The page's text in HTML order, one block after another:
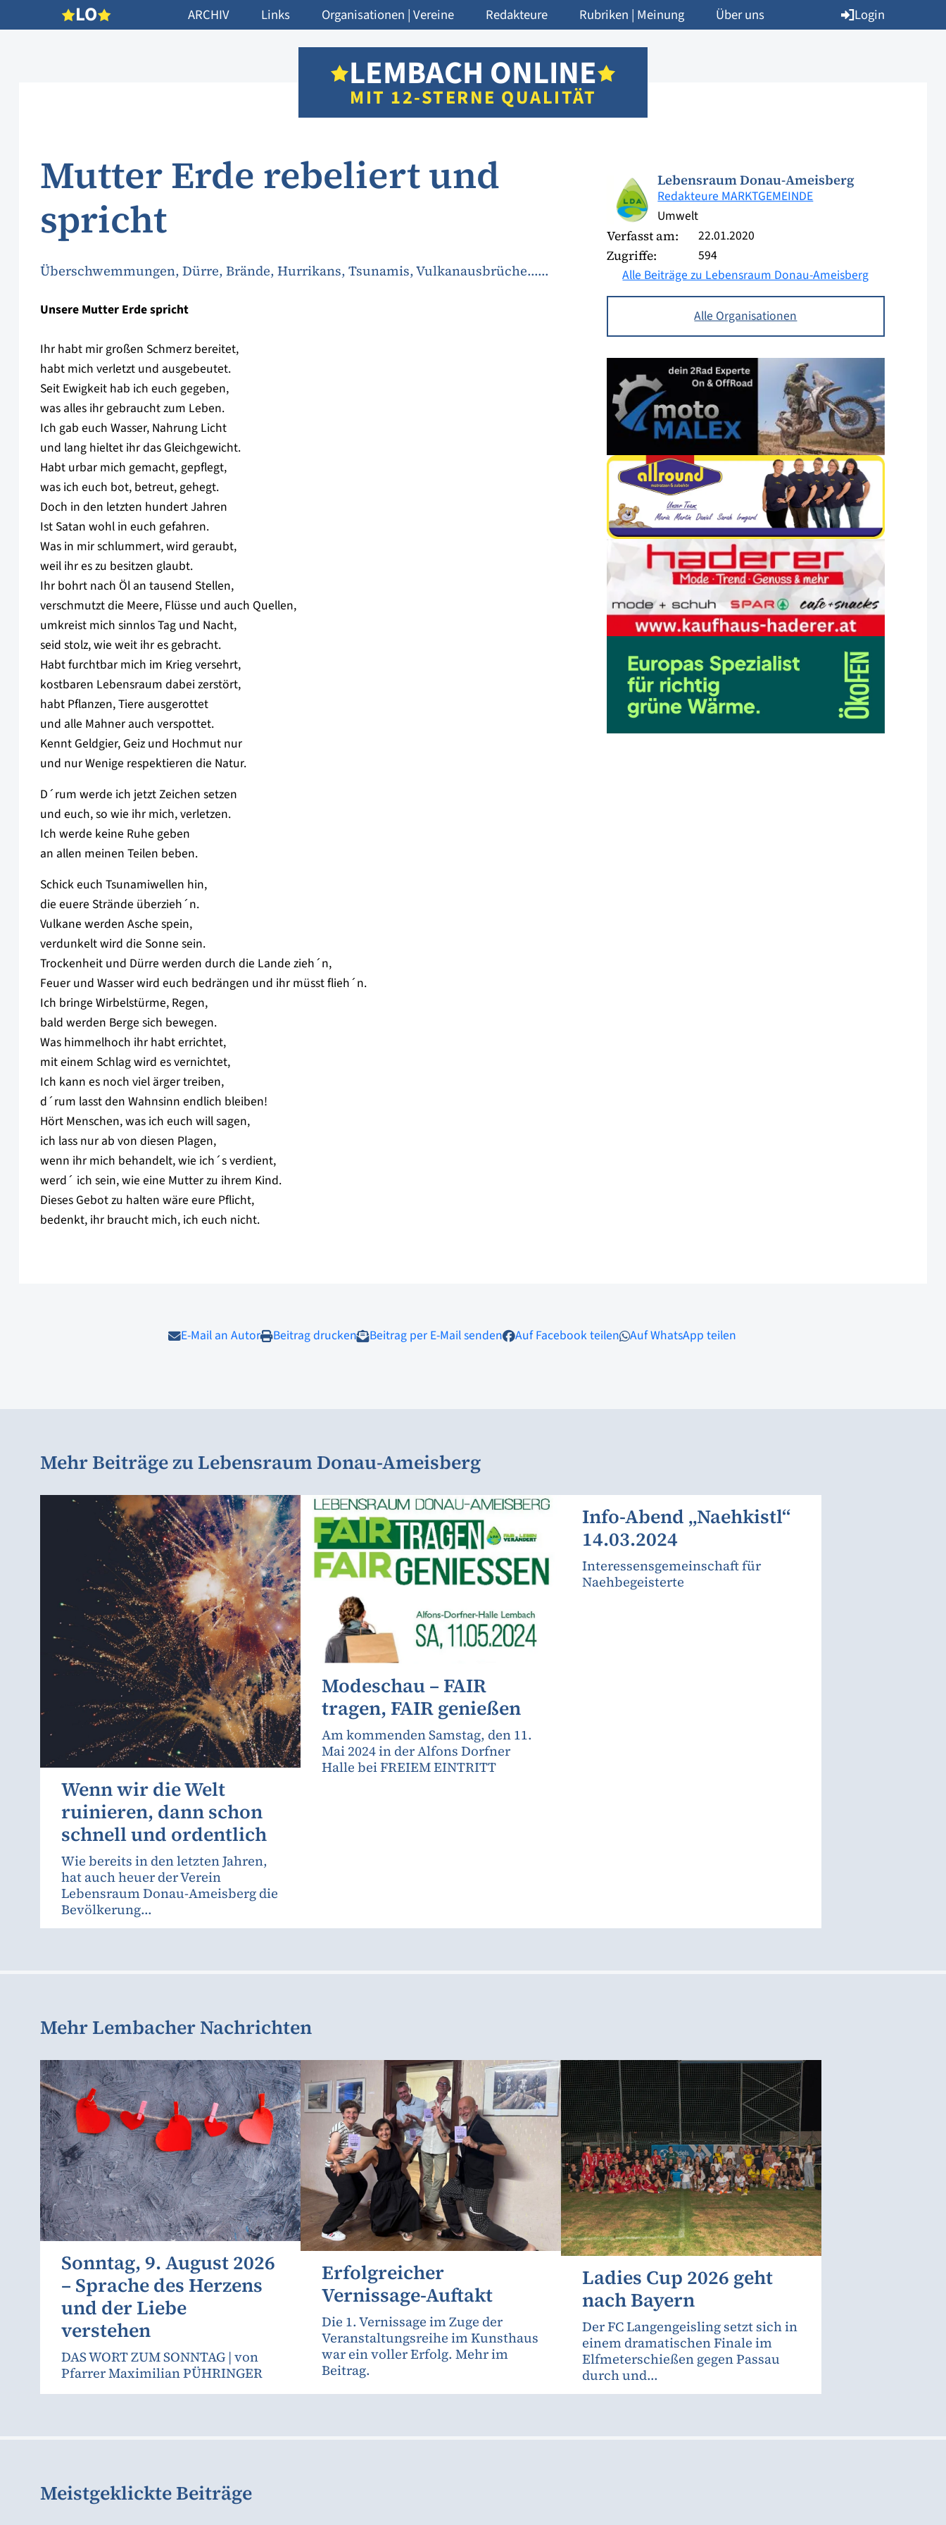
LO ARCHIV Links Organisationen | Vereine Redakteure Rubriken | Meinung Über uns Login
LEMBACH ONLINE
MIT 12-STERNE QUALITÄT
Mutter Erde rebeliert und
spricht
Überschwemmungen, Dürre, Brände, Hurrikans, Tsunamis, Vulkanausbrüche......
Unsere Mutter Erde spricht
Ihr habt mir großen Schmerz bereitet,
habt mich verletzt und ausgebeutet.
Seit Ewigkeit hab ich euch gegeben,
was alles ihr gebraucht zum Leben.
Ich gab euch Wasser, Nahrung Licht
und lang hieltet ihr das Gleichgewicht.
Habt urbar mich gemacht, gepflegt,
was ich euch bot, betreut, gehegt.
Doch in den letzten hundert Jahren
Ist Satan wohl in euch gefahren.
Was in mir schlummert, wird geraubt,
weil ihr es zu besitzen glaubt.
Ihr bohrt nach Öl an tausend Stellen,
verschmutzt die Meere, Flüsse und auch Quellen,
umkreist mich sinnlos Tag und Nacht,
seid stolz, wie weit ihr es gebracht.
Habt furchtbar mich im Krieg versehrt,
kostbaren Lebensraum dabei zerstört,
habt Pflanzen, Tiere ausgerottet
und alle Mahner auch verspottet.
Kennt Geldgier, Geiz und Hochmut nur
und nur Wenige respektieren die Natur.
D´rum werde ich jetzt Zeichen setzen
und euch, so wie ihr mich, verletzen.
Ich werde keine Ruhe geben
an allen meinen Teilen beben.
Schick euch Tsunamiwellen hin,
die euere Strände überzieh´n.
Vulkane werden Asche spein,
verdunkelt wird die Sonne sein.
Trockenheit und Dürre werden durch die Lande zieh´n,
Feuer und Wasser wird euch bedrängen und ihr müsst flieh´n.
Ich bringe Wirbelstürme, Regen,
bald werden Berge sich bewegen.
Was himmelhoch ihr habt errichtet,
mit einem Schlag wird es vernichtet,
Ich kann es noch viel ärger treiben,
d´rum lasst den Wahnsinn endlich bleiben!
Hört Menschen, was ich euch will sagen,
ich lass nur ab von diesen Plagen,
wenn ihr mich behandelt, wie ich´s verdient,
werd´ ich sein, wie eine Mutter zu ihrem Kind.
Dieses Gebot zu halten wäre eure Pflicht,
bedenkt, ihr braucht mich, ich euch nicht.
Lebensraum Donau-Ameisberg
Redakteure MARKTGEMEINDE
Umwelt
Verfasst am: 22.01.2020
Zugriffe:
594
Alle Beiträge zu Lebensraum Donau-Ameisberg
Alle Organisationen
E-Mail an Autor Beitrag drucken Beitrag per E-Mail senden Auf Facebook teilen Auf WhatsApp teilen
Mehr Beiträge zu Lebensraum Donau-Ameisberg
Wenn wir die Welt
ruinieren, dann schon
schnell und ordentlich
Wie bereits in den letzten Jahren,
hat auch heuer der Verein
Lebensraum Donau-Ameisberg die
Bevölkerung...
Modeschau – FAIR
tragen, FAIR genießen
Am kommenden Samstag, den 11.
Mai 2024 in der Alfons Dorfner
Halle bei FREIEM EINTRITT
Info-Abend „Naehkistl“
14.03.2024
Interessensgemeinschaft für
Naehbegeisterte
Mehr Lembacher Nachrichten
Sonntag, 9. August 2026
– Sprache des Herzens
und der Liebe
verstehen
DAS WORT ZUM SONNTAG | von
Pfarrer Maximilian PÜHRINGER
Erfolgreicher
Vernissage-Auftakt
Die 1. Vernissage im Zuge der
Veranstaltungsreihe im Kunsthaus
war ein voller Erfolg. Mehr im
Beitrag.
Ladies Cup 2026 geht
nach Bayern
Der FC Langengeisling setzt sich in
einem dramatischen Finale im
Elfmeterschießen gegen Passau
durch und...
Meistgeklickte Beiträge